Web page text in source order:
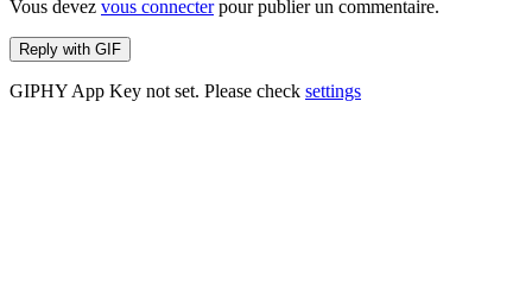
Vous devez vous connecterpour publier un commentaire.
Reply with GIF
GIPHY App Key not set. Please check settings